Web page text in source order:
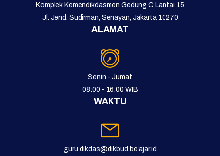
Komplek Kemendikdasmen Gedung C Lantai 15
Jl. Jend. Sudirman, Senayan, Jakarta 10270
ALAMAT
Senin - Jumat
08:00 - 16:00 WIB
WAKTU
guru.dikdas@dikbud.belajar.id